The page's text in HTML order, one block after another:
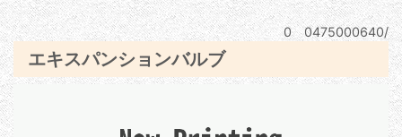
0 0475000640/
エキスパンションバルブ